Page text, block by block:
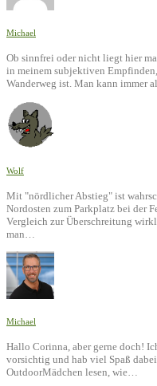
Michael
Ob sinnfrei oder nicht liegt hier
in meinem subjektiven
Wanderweg ist. Man kann immer
Wolf
Mit "nördlicher Abstieg" ist
Nordosten zum Parkplatz bei der
Vergleich zur Überschreitung
man…
Michael
Hallo Corinna, aber gerne doch!
vorsichtig und hab viel Spaß
OutdoorMädchen lesen, wie…